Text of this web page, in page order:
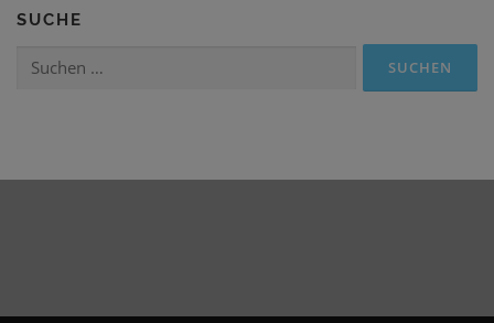
SUCHE
Suchen